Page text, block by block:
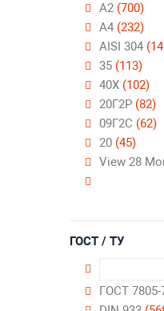
А2 (700)
А4 (232)
AISI 304
35 (113)
40Х (102)
20Г2Р (82)
09Г2С (62)
20 (45)
View 28
ГОСТ / ТУ
ГОСТ 7805-